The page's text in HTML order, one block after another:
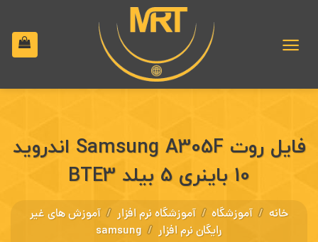
محتوا
فایل روت Samsung A305F اندروید
10 باینری 5 بیلد BTE3
خانه / آموزشگاه / آموزشگاه نرم افزار / آموزش های غیر
رایگان نرم افزار /
samsung